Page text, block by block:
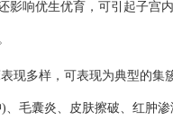
影响优生优育，可引起子宫
现多样，可表现为典型的集
、毛囊炎、皮肤擦破、红肿